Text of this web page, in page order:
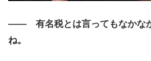
—— 有名税とは言ってもなかな
ね。